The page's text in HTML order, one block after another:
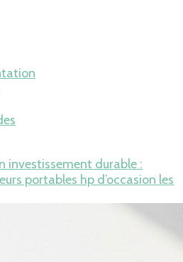
investissement durable :
portables hp d’occasion les